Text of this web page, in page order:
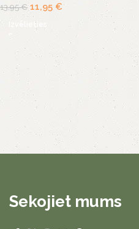
13,95€ 11,95€
Izvēlieties
Sekojiet mums